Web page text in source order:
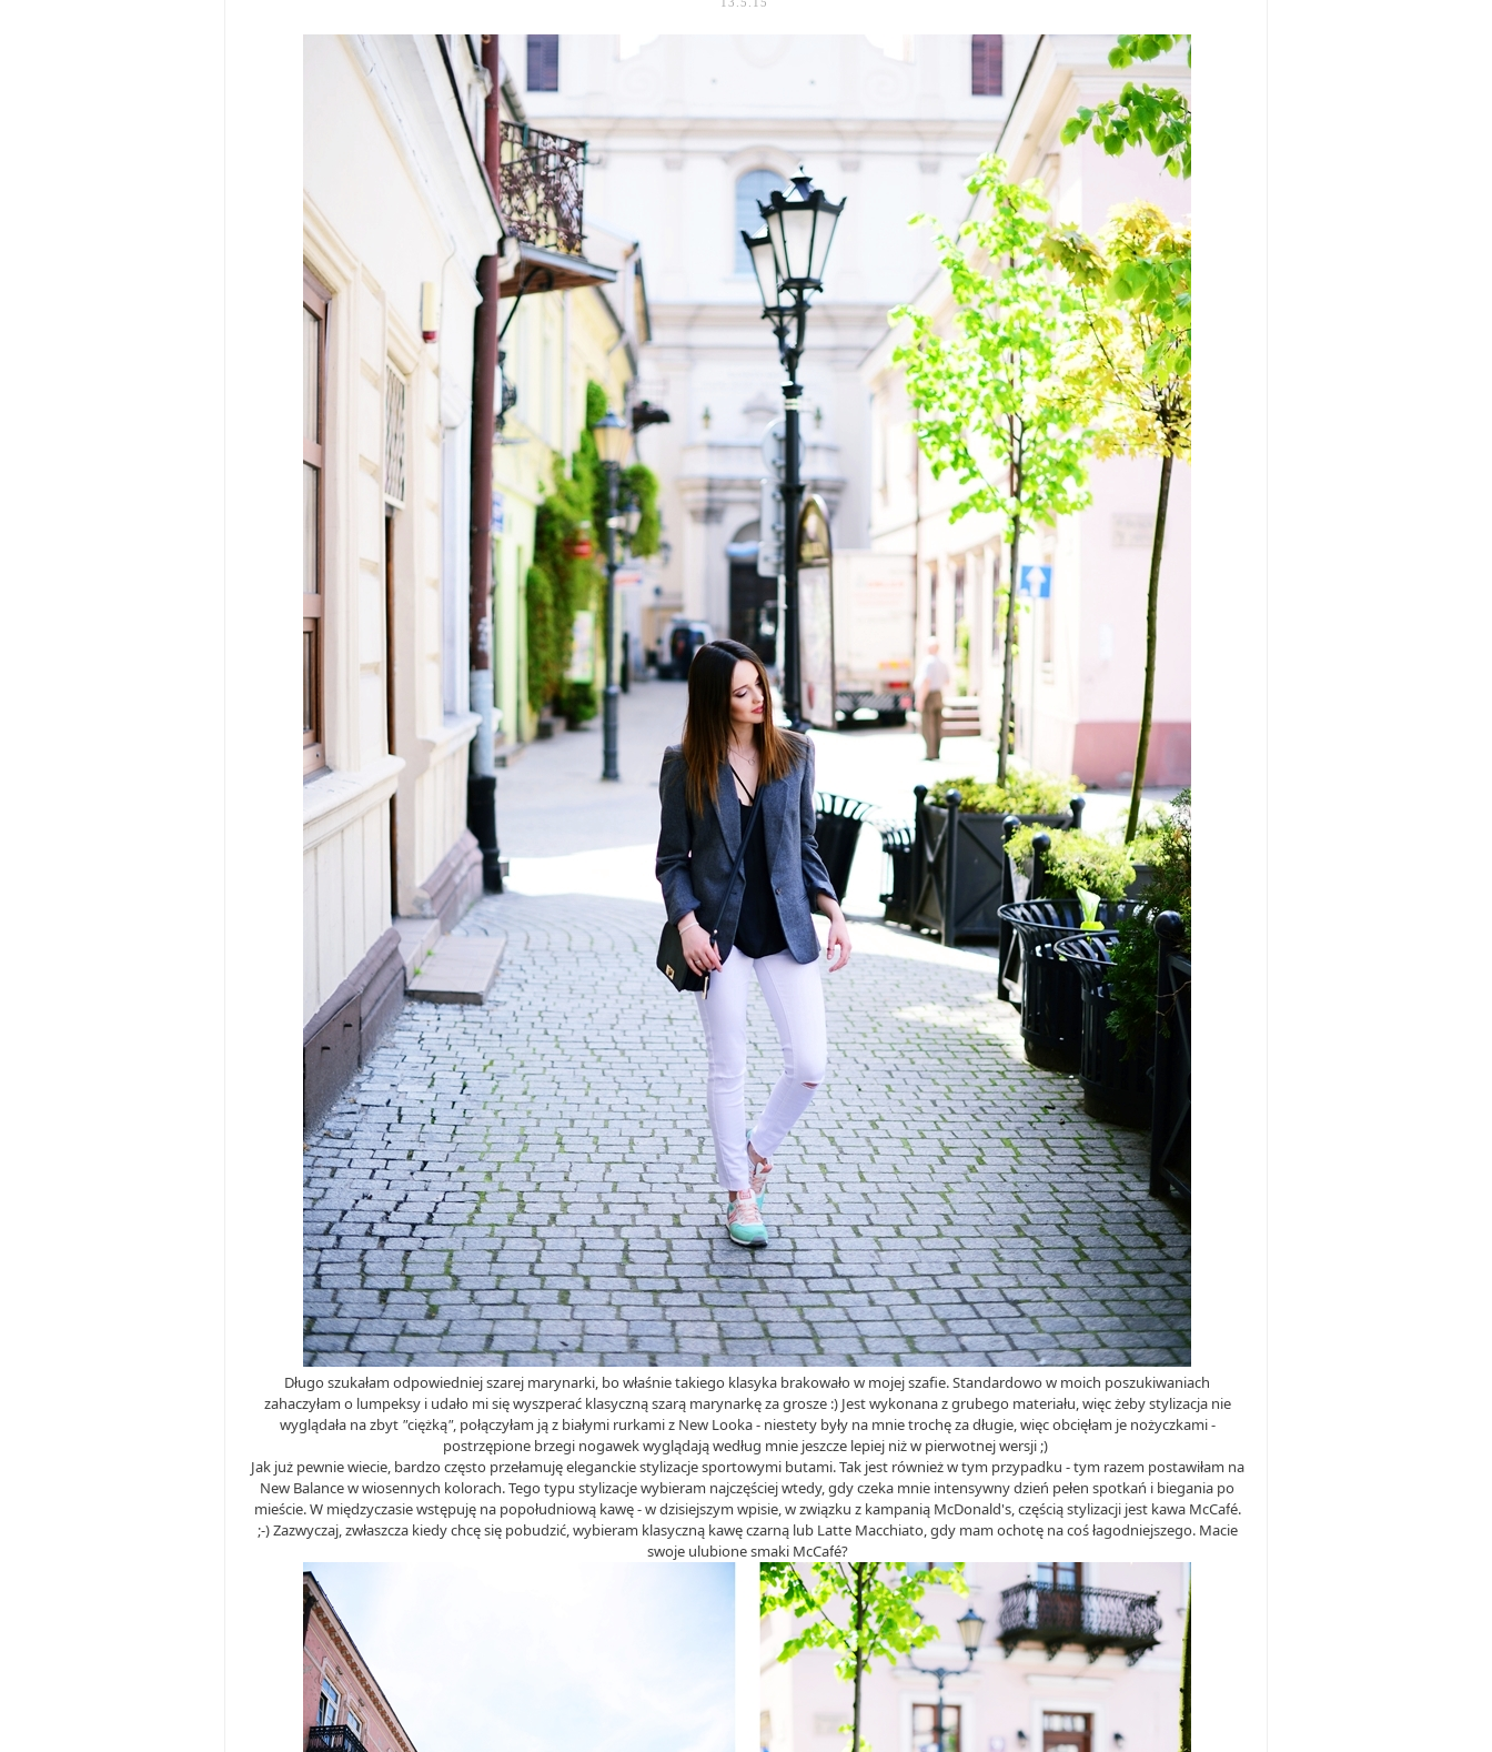
Długo szukałam odpowiedniej szarej marynarki, bo właśnie takiego klasyka brakowało w mojej szafie. Standardowo w moich poszukiwaniach
zahaczyłam o lumpeksy i udało mi się wyszperać klasyczną szarą marynarkę za grosze :) Jest wykonana z grubego materiału, więc żeby stylizacja nie
wyglądała na zbyt "ciężką", połączyłam ją z białymi rurkami z New Looka - niestety były na mnie trochę za długie, więc obcięłam je nożyczkami -
postrzępione brzegi nogawek wyglądają według mnie jeszcze lepiej niż w pierwotnej wersji ;)
Jak już pewnie wiecie, bardzo często przełamuję eleganckie stylizacje sportowymi butami. Tak jest również w tym przypadku - tym razem postawiłam na
New Balance w wiosennych kolorach. Tego typu stylizacje wybieram najczęściej wtedy, gdy czeka mnie intensywny dzień pełen spotkań i biegania po
mieście. W międzyczasie wstępuję na popołudniową kawę - w dzisiejszym wpisie, w związku z kampanią McDonald's, częścią stylizacji jest kawa McCafé.
;-) Zazwyczaj, zwłaszcza kiedy chcę się pobudzić, wybieram klasyczną kawę czarną lub Latte Macchiato, gdy mam ochotę na coś łagodniejszego. Macie
swoje ulubione smaki McCafé?